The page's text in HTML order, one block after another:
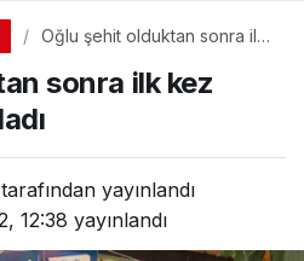
Oğlu şehit olduktan sonra ilk
sonra ilk kez
tarafından yayınlandı
12:38 yayınlandı